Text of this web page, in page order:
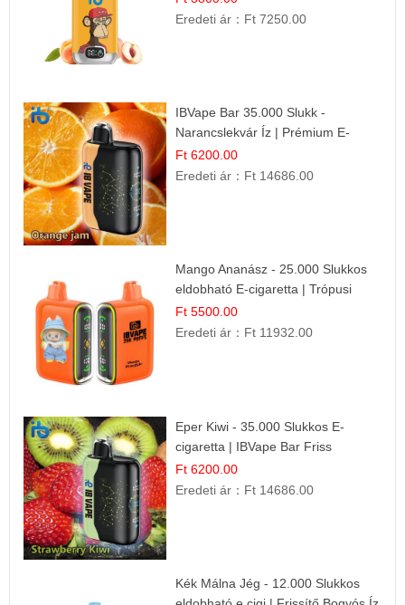
Eredeti ár： Ft 7250.00
IBVape Bar 35.000 Slukk -
Narancslekvár Íz | Prémium E-
cigaretta
Ft 6200.00
Eredeti ár： Ft 14686.00
Mango Ananász - 25.000 Slukkos
eldobható E-cigaretta | Trópusi
Ízélmény
Ft 5500.00
Eredeti ár： Ft 11932.00
Eper Kiwi - 35.000 Slukkos E-
cigaretta | IBVape Bar Friss
Gyümölcs Ízek
Ft 6200.00
Eredeti ár： Ft 14686.00
Kék Málna Jég - 12.000 Slukkos